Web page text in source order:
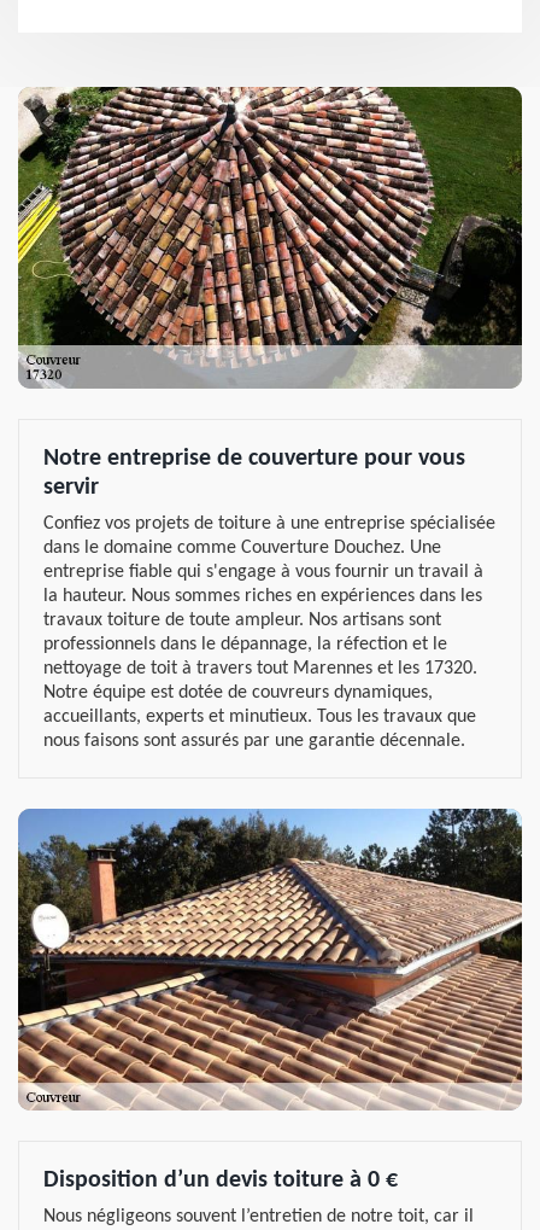
Notre entreprise de couverture pour vous
servir
Confiez vos projets de toiture à une entreprise spécialisée
dans le domaine comme Couverture Douchez. Une
entreprise fiable qui s'engage à vous fournir un travail à
la hauteur. Nous sommes riches en expériences dans les
travaux toiture de toute ampleur. Nos artisans sont
professionnels dans le dépannage, la réfection et le
nettoyage de toit à travers tout Marennes et les 17320.
Notre équipe est dotée de couvreurs dynamiques,
accueillants, experts et minutieux. Tous les travaux que
nous faisons sont assurés par une garantie décennale.
Disposition d’un devis toiture à 0 €
Nous négligeons souvent l’entretien de notre toit, car il